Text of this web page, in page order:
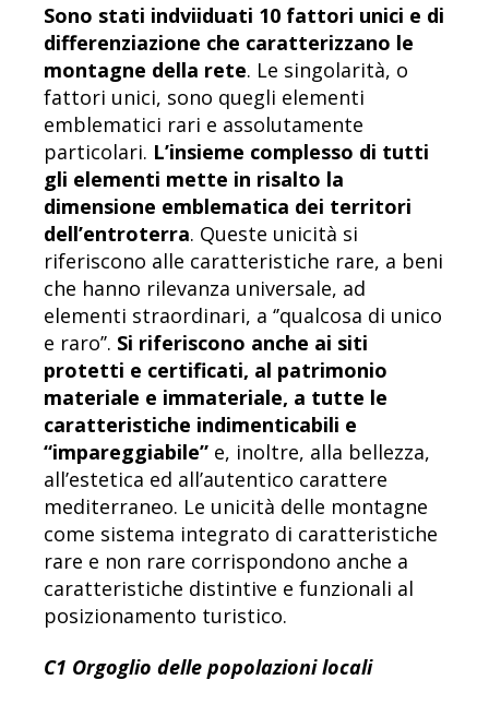
Sono stati indviiduati 10 fattori unici e di
differenziazione che caratterizzano le
montagne della rete. Le singolarità, o
fattori unici, sono quegli elementi
emblematici rari e assolutamente
particolari. L’insieme complesso di tutti
gli elementi mette in risalto la
dimensione emblematica dei territori
dell’entroterra. Queste unicità si
riferiscono alle caratteristiche rare, a beni
che hanno rilevanza universale, ad
elementi straordinari, a ‘’qualcosa di unico
e raro’’. Si riferiscono anche ai siti
protetti e certificati, al patrimonio
materiale e immateriale, a tutte le
caratteristiche indimenticabili e
“impareggiabile” e, inoltre, alla bellezza,
all’estetica ed all’autentico carattere
mediterraneo. Le unicità delle montagne
come sistema integrato di caratteristiche
rare e non rare corrispondono anche a
caratteristiche distintive e funzionali al
posizionamento turistico.
C1 Orgoglio delle popolazioni locali